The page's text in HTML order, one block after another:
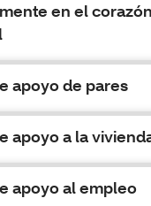
en el
apoyo de pares
apoyo a la
apoyo al empleo